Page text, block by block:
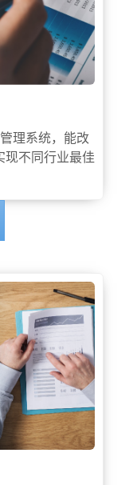
理系统，能改
现不同行业最佳